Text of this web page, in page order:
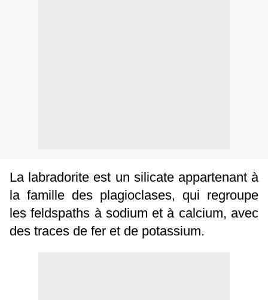
La labradorite est un silicate appartenant à
la famille des plagioclases, qui regroupe
les feldspaths à sodium et à calcium, avec
des traces de fer et de potassium.